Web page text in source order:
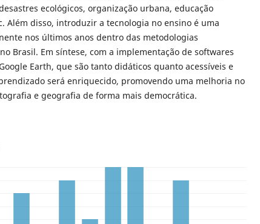
ecológicos, organização urbana, educação
Além disso, introduzir a tecnologia no ensino é uma
nos últimos anos dentro das metodologias
Brasil. Em síntese, com a implementação de softwares
Earth, que são tanto didáticos quanto acessíveis e
será enriquecido, promovendo uma melhoria no
e geografia de forma mais democrática.